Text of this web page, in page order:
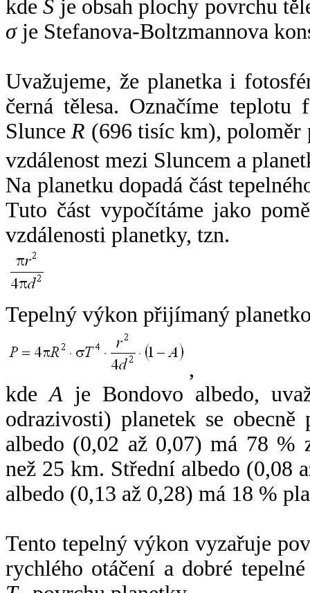
kdeS je obsah plochy povrchu
σje Stefanova-Boltzmannova
Uvažujeme, že planetka i
černá tělesa. Označíme
SlunceR (696 tisíc km),
vzdálenost mezi Sluncem a
Na planetku dopadá část
Tuto část vypočítáme jako
vzdálenosti planetky, tzn.
Tepelný výkon přijímaný
,
kdeA je Bondovo albedo,
odrazivosti) planetek se
albedo (0,02 až 0,07) má 78 %
než 25 km. Střední albedo (0,08
albedo (0,13 až 0,28) má 18 %
Tento tepelný výkon vyzařuje
rychlého otáčení a dobré